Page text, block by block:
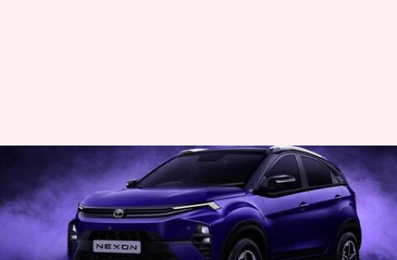
2023 टाटा नेक्सन से उठा पर्दा, 4
सितंबर से शुरू होगी बुकिंग
दिनेश चंद शर्मा Sep 01, 2023 10:08 pm